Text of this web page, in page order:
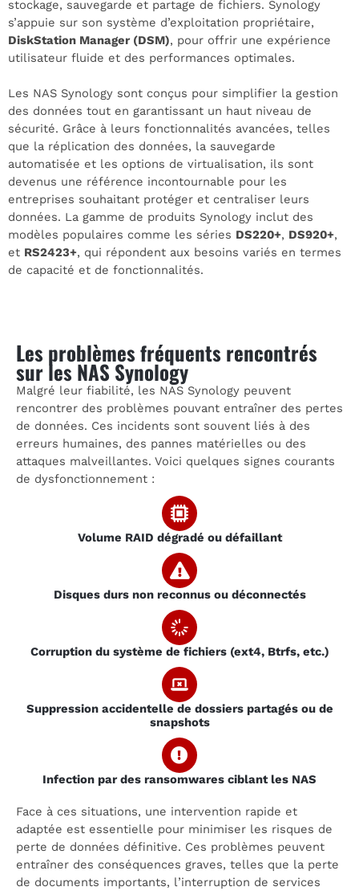
stockage, sauvegarde et partage de fichiers. Synology
s’appuie sur son système d’exploitation propriétaire,
DiskStation Manager (DSM), pour offrir une expérience
utilisateur fluide et des performances optimales.
Les NAS Synology sont conçus pour simplifier la gestion
des données tout en garantissant un haut niveau de
sécurité. Grâce à leurs fonctionnalités avancées, telles
que la réplication des données, la sauvegarde
automatisée et les options de virtualisation, ils sont
devenus une référence incontournable pour les
entreprises souhaitant protéger et centraliser leurs
données. La gamme de produits Synology inclut des
modèles populaires comme les séries DS220+, DS920+,
et RS2423+, qui répondent aux besoins variés en termes
de capacité et de fonctionnalités.
Les problèmes fréquents rencontrés
sur les NAS Synology
Malgré leur fiabilité, les NAS Synology peuvent
rencontrer des problèmes pouvant entraîner des pertes
de données. Ces incidents sont souvent liés à des
erreurs humaines, des pannes matérielles ou des
attaques malveillantes. Voici quelques signes courants
de dysfonctionnement :
Volume RAID dégradé ou défaillant
Disques durs non reconnus ou déconnectés
Corruption du système de fichiers (ext4, Btrfs, etc.)
Suppression accidentelle de dossiers partagés ou de
snapshots
Infection par des ransomwares ciblant les NAS
Face à ces situations, une intervention rapide et
adaptée est essentielle pour minimiser les risques de
perte de données définitive. Ces problèmes peuvent
entraîner des conséquences graves, telles que la perte
de documents importants, l’interruption de services